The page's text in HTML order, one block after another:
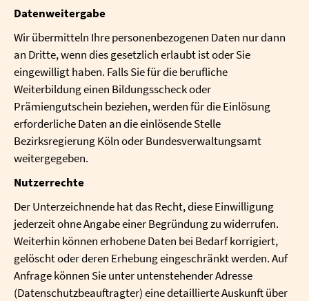
Datenweitergabe
Wir übermitteln Ihre personenbezogenen Daten nur dann
an Dritte, wenn dies gesetzlich erlaubt ist oder Sie
eingewilligt haben. Falls Sie für die berufliche
Weiterbildung einen Bildungsscheck oder
Prämiengutschein beziehen, werden für die Einlösung
erforderliche Daten an die einlösende Stelle
Bezirksregierung Köln oder Bundesverwaltungsamt
weitergegeben.
Nutzerrechte
Der Unterzeichnende hat das Recht, diese Einwilligung
jederzeit ohne Angabe einer Begründung zu widerrufen.
Weiterhin können erhobene Daten bei Bedarf korrigiert,
gelöscht oder deren Erhebung eingeschränkt werden. Auf
Anfrage können Sie unter untenstehender Adresse
(Datenschutzbeauftragter) eine detaillierte Auskunft über